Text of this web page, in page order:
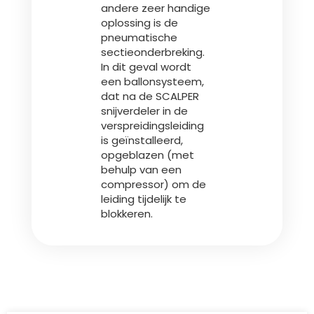
andere zeer handige
oplossing is de
pneumatische
sectieonderbreking.
In dit geval wordt
een ballonsysteem,
dat na de SCALPER
snijverdeler in de
verspreidingsleiding
is geïnstalleerd,
opgeblazen (met
behulp van een
compressor) om de
leiding tijdelijk te
blokkeren.